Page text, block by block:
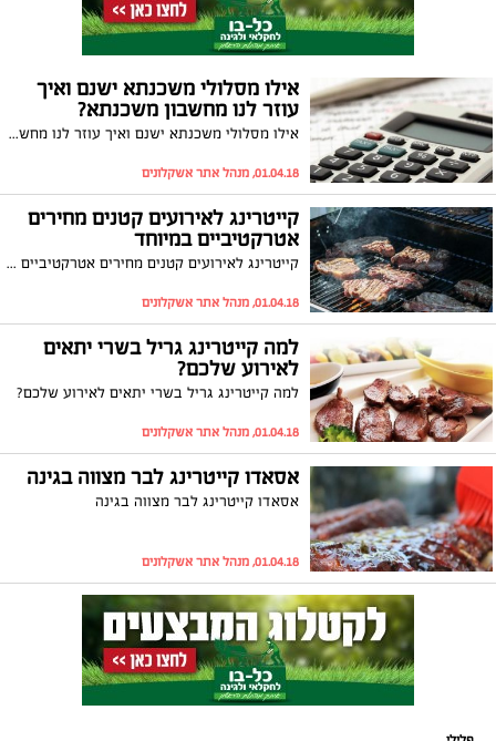
אילו מסלולי משכנתא ישנם ואיך
עוזר לנו מחשבון משכנתא?
אילו מסלולי משכנתא ישנם ואיך עוזר לנו מחשבון משכנתא?
01.04.18, מנהל אתר אשקלונים
קייטרינג לאירועים קטנים מחירים
אטרקטיביים במיוחד
קייטרינג לאירועים קטנים מחירים אטרקטיביים במיוחד
01.04.18, מנהל אתר אשקלונים
למה קייטרינג גריל בשרי יתאים
לאירוע שלכם?
למה קייטרינג גריל בשרי יתאים לאירוע שלכם?
01.04.18, מנהל אתר אשקלונים
אסאדו קייטרינג לבר מצווה בגינה
אסאדו קייטרינג לבר מצווה בגינה
01.04.18, מנהל אתר אשקלונים